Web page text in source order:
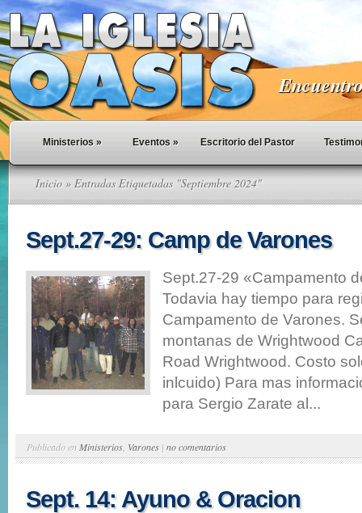
Ministerios » Eventos » Escritorio del Pastor
Inicio » Entradas Etiquetadas "Septiembre 2024"
Sept.27-29: Camp de Varones
Sept.27-29 «Campamento
Todavia hay tiempo para
Campamento de Varones.
montanas de Wrightwood
Road Wrightwood. Costo
inlcuido) Para mas
para Sergio Zarate al...
Publicado en Ministerios Varones | no comentarios
Sept. 14: Ayuno & Oracion